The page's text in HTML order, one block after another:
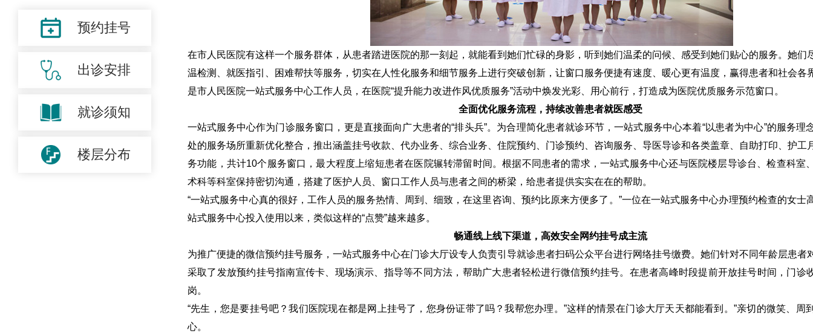
预约挂号
出诊安排
就诊须知
楼层分布
在市人民医院有这样一个服务群体，从患者踏进医院的那一刻起，就能看到她们忙碌的身影，听到她们温柔的问候、感受到她们贴心的服务。她们
温检测、就医指引、困难帮扶等服务，切实在人性化服务和细节服务上进行突破创新，让窗口服务便捷有速度、暖心更有温度，赢得患者和社会各
是市人民医院一站式服务中心工作人员，在医院“提升能力改进作风优质服务”活动中焕发光彩、用心前行，打造成为医院优质服务示范窗口。
全面优化服务流程，持续改善患者就医感受
一站式服务中心作为门诊服务窗口，更是直接面向广大患者的“排头兵”。为合理简化患者就诊环节，一站式服务中心本着“以患者为中心”的服务理
处的服务场所重新优化整合，推出涵盖挂号收款、代办业务、综合业务、住院预约、门诊预约、咨询服务、导医导诊和各类盖章、自助打印、护工
务功能，共计10个服务窗口，最大程度上缩短患者在医院辗转滞留时间。根据不同患者的需求，一站式服务中心还与医院楼层导诊台、检查科室
术科等科室保持密切沟通，搭建了医护人员、窗口工作人员与患者之间的桥梁，给患者提供实实在在的帮助。
“一站式服务中心真的很好，工作人员的服务热情、周到、细致，在这里咨询、预约比原来方便多了。”一位在一站式服务中心办理预约检查的女士
站式服务中心投入使用以来，类似这样的“点赞”越来越多。
畅通线上线下渠道，高效安全网约挂号成主流
为推广便捷的微信预约挂号服务，一站式服务中心在门诊大厅设专人负责引导就诊患者扫码公众平台进行网络挂号缴费。她们针对不同年龄层患者
采取了发放预约挂号指南宣传卡、现场演示、指导等不同方法，帮助广大患者轻松进行微信预约挂号。在患者高峰时段提前开放挂号时间，门诊
岗。
“先生，您是要挂号吧？我们医院现在都是网上挂号了，您身份证带了吗？我帮您办理。”这样的情景在门诊大厅天天都能看到。”亲切的微笑、周
心。